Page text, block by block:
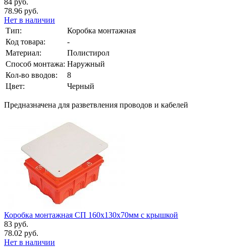
78.96 руб.
Нет в наличии
Тип:
Коробка монтажная
Код товара:
-
Материал:
Полистирол
Способ монтажа: Наружный
Кол-во вводов:
8
Цвет:
Черный
Предназначена для разветвления проводов и кабелей
Коробка монтажная СП 160х130х70мм с крышкой
83 руб.
78.02 руб.
Нет в наличии